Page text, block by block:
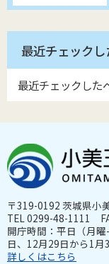
最近チェック
最近チェックした
〒319-0192 茨城県小
TEL 0299-48-1111
開庁時間：平日（月
日、12月29日から1月
詳しくはこちら